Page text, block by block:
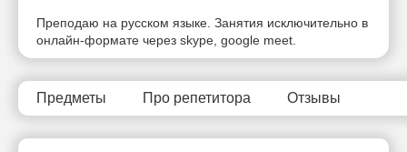
Преподаю на русском языке. Занятия исключительно в
онлайн-формате через skype, google meet.
Предметы Про репетитора Отзывы
19:00
19:30
20:00
10:00
10:30
11:00
Нет
свободных